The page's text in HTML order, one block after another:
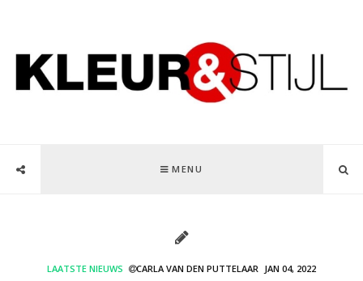
MENU
LAATSTE NIEUWS CARLA VAN DEN PUTTELAAR JAN 04, 2022